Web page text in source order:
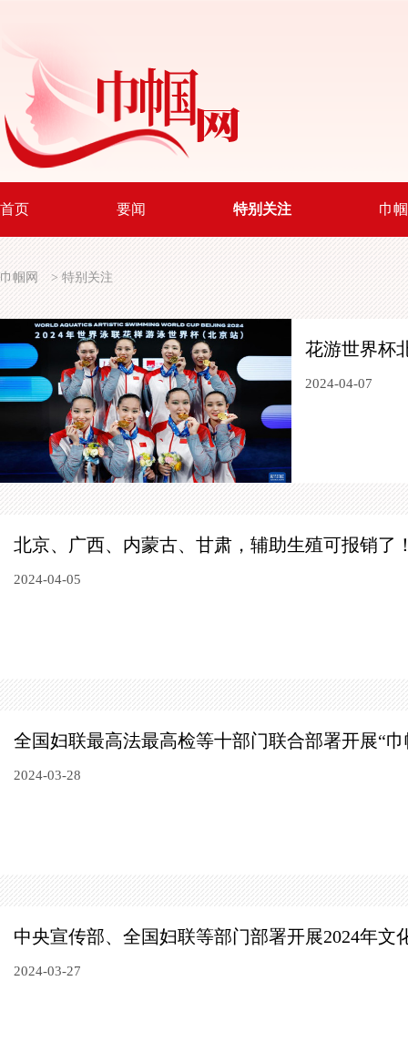
首页 要闻 特别关注 巾
巾帼网 >特别关注
花游世界杯
2024-04-07
北京、广西、内蒙古、甘肃，辅助生殖可报销了
2024-04-05
全国妇联最高法最高检等十部门联合部署开展“
2024-03-28
中央宣传部、全国妇联等部门部署开展2024年文
2024-03-27